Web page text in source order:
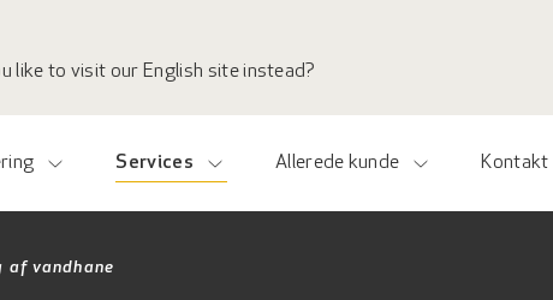
like to visit our English site instead?
Services Allerede kunde Kontakt
af vandhane